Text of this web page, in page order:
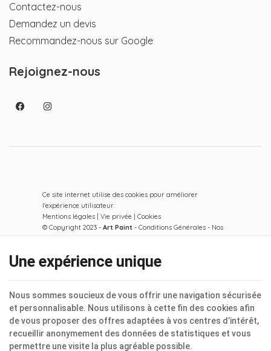
Contactez-nous
Demandez un devis
Recommandez-nous sur Google
Rejoignez-nous
Ce site internet utilise des cookies pour améliorer
l'expérience utilisateur.
Mentions légales | Vie privée | Cookies
© Copyright 2023 - Art Paint - Conditions Générales - Nos
données personnelles
E-net Business
, créateur de sites Internet pour
Une expérience unique
Nous sommes soucieux de vous offrir une navigation sécurisée
et personnalisable. Nous utilisons à cette fin des cookies afin
de vous proposer des offres adaptées à vos centres d’intérêt,
recueillir anonymement des données de statistiques et vous
permettre une visite la plus agréable possible.